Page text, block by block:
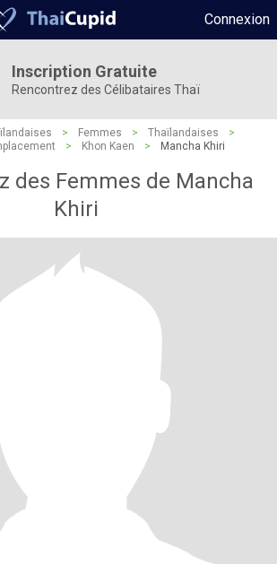
Connexion
Inscription Gratuite
Rencontrez des Célibataires Thaï
> Femmes > Thaïlandaises
>
> Khon Kaen > Mancha Khiri
des Femmes de Mancha
Khiri